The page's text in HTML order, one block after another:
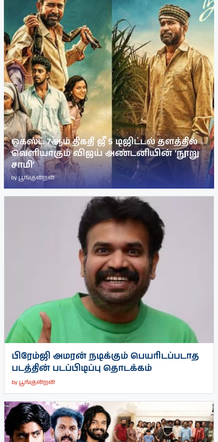
ஓகஸ்ட் 7ஆம் திகதி ஜீ 5 டிஜிட்டல் தளத்தில்
வெளியாகும் விஜய் அண்டனியின் ‘நூறு
சாமி’
byபூங்குன்றன்
பிரேம்ஜி அமரன் நடிக்கும் பெயரிடப்படாத
படத்தின் படப்பிடிப்பு தொடக்கம்
by பூங்குன்றன்